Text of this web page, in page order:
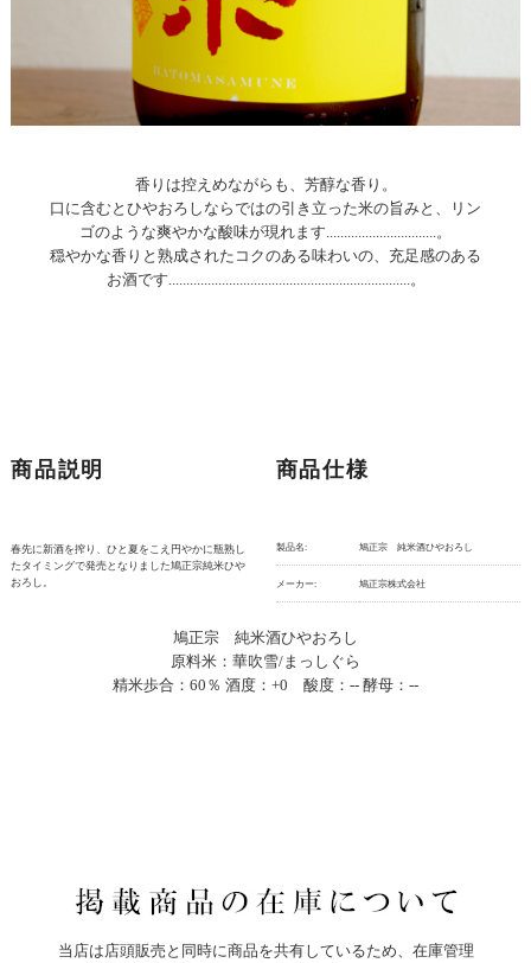
香りは控えめながらも、芳醇な香り。
口に含むとひやおろしならではの引き立った米の旨みと、リン
ゴのような爽やかな酸味が現れます...............................。
穏やかな香りと熟成されたコクのある味わいの、充足感のある
お酒です....................................................................。
商品説明
春先に新酒を搾り、ひと夏をこえ円やかに瓶熟し
たタイミングで発売となりました鳩正宗純米ひや
おろし。
商品仕様
製品名: 鳩正宗 純米酒ひやおろし
メーカー: 鳩正宗株式会社
鳩正宗 純米酒ひやおろし
原料米：華吹雪/まっしぐら
精米歩合：60％ 酒度：+0 酸度：-- 酵母：--
当店は店頭販売と同時に商品を共有しているため、在庫管理